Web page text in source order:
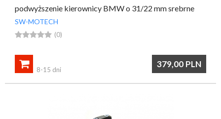
podwyższenie kierownicy BMW o 31/22 mm srebrne
SW-MOTECH
 (0)
379,00 PLN

8-15 dni